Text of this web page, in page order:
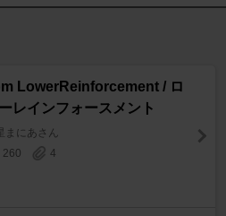
LowerReinforcement / ロ
レインフォースメント
まにあさん
260
4